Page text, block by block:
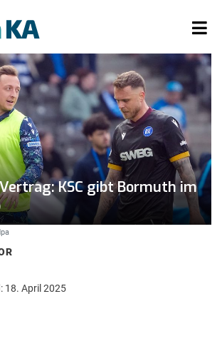
KSC gibt Bormuth im
18. April 2025